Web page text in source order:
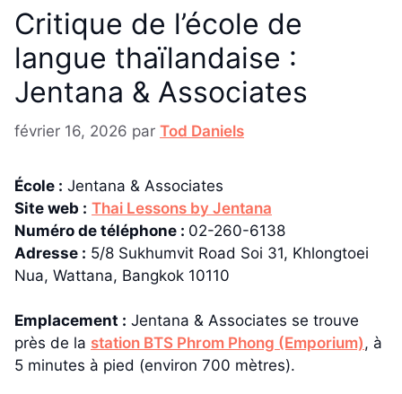
Critique de l’école de
langue thaïlandaise :
Jentana & Associates
février 16, 2026 par Tod Daniels
École : Jentana & Associates
Site web : Thai Lessons by Jentana
Numéro de téléphone : 02-260-6138
Adresse : 5/8 Sukhumvit Road Soi 31, Khlongtoei
Nua, Wattana, Bangkok 10110
Emplacement : Jentana & Associates se trouve
près de la station BTS Phrom Phong (Emporium), à
5 minutes à pied (environ 700 mètres).